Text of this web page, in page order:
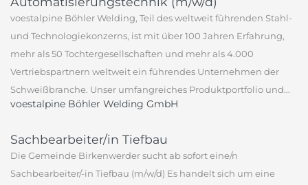
voestalpine Böhler Welding, Teil des weltweit führenden Stahl-
und Technologiekonzerns, ist mit über 100 Jahren Erfahrung,
mehr als 50 Tochtergesellschaften und mehr als 4.000
Vertriebspartnern weltweit ein führendes Unternehmen der
Schweißbranche. Unser umfangreiches Produktportfolio und...
voestalpine Böhler Welding GmbH
Sachbearbeiter/in Tiefbau
Die Gemeinde Birkenwerder sucht ab sofort eine/n
Sachbearbeiter/-in Tiefbau (m/w/d) Es handelt sich um eine